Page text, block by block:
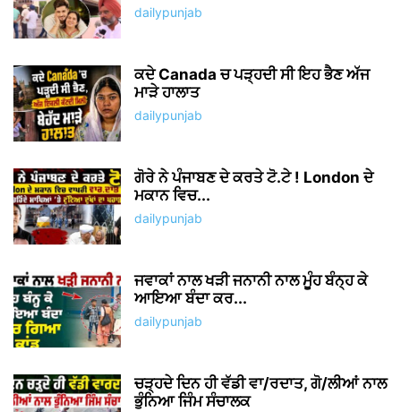
dailypunjab
ਕਦੇ Canada ਚ ਪੜ੍ਹਦੀ ਸੀ ਇਹ ਭੈਣ ਅੱਜ
ਮਾੜੇ ਹਾਲਾਤ
dailypunjab
ਗੋਰੇ ਨੇ ਪੰਜਾਬਣ ਦੇ ਕਰਤੇ ਟੋ.ਟੇ ! London ਦੇ
ਮਕਾਨ ਵਿਚ...
dailypunjab
ਜਵਾਕਾਂ ਨਾਲ ਖੜੀ ਜਨਾਨੀ ਨਾਲ ਮੂੰਹ ਬੰਨ੍ਹ ਕੇ
ਆਇਆ ਬੰਦਾ ਕਰ...
dailypunjab
ਚੜ੍ਹਦੇ ਦਿਨ ਹੀ ਵੱਡੀ ਵਾ/ਰਦਾਤ, ਗੋ/ਲੀਆਂ ਨਾਲ
ਭੁੰਨਿਆ ਜਿੰਮ ਸੰਚਾਲਕ